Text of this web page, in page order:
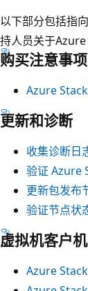
以下部分包括指
持人员关于Azure
购买注意事项
Azure
更新和诊断
收集诊断日
验证 Azure
更新包发布
验证节点状
虚拟机客户
Azure